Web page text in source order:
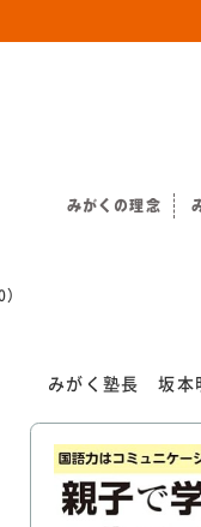
みがくの理念
みがく塾長 坂本